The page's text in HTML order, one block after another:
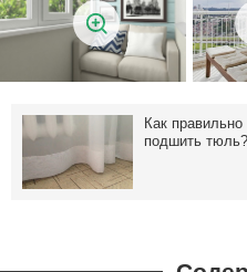
Как правильно
подшить тюль?